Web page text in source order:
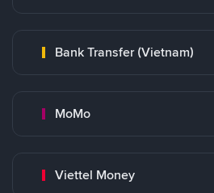
Bank Transfer (Vietnam)
MoMo
Viettel Money